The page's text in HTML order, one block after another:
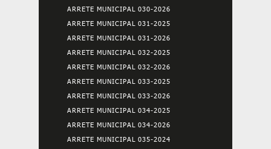
ARRETE MUNICIPAL 030-2026
ARRETE MUNICIPAL 031-2025
ARRETE MUNICIPAL 031-2026
ARRETE MUNICIPAL 032-2025
ARRETE MUNICIPAL 032-2026
ARRETE MUNICIPAL 033-2025
ARRETE MUNICIPAL 033-2026
ARRETE MUNICIPAL 034-2025
ARRETE MUNICIPAL 034-2026
ARRETE MUNICIPAL 035-2024